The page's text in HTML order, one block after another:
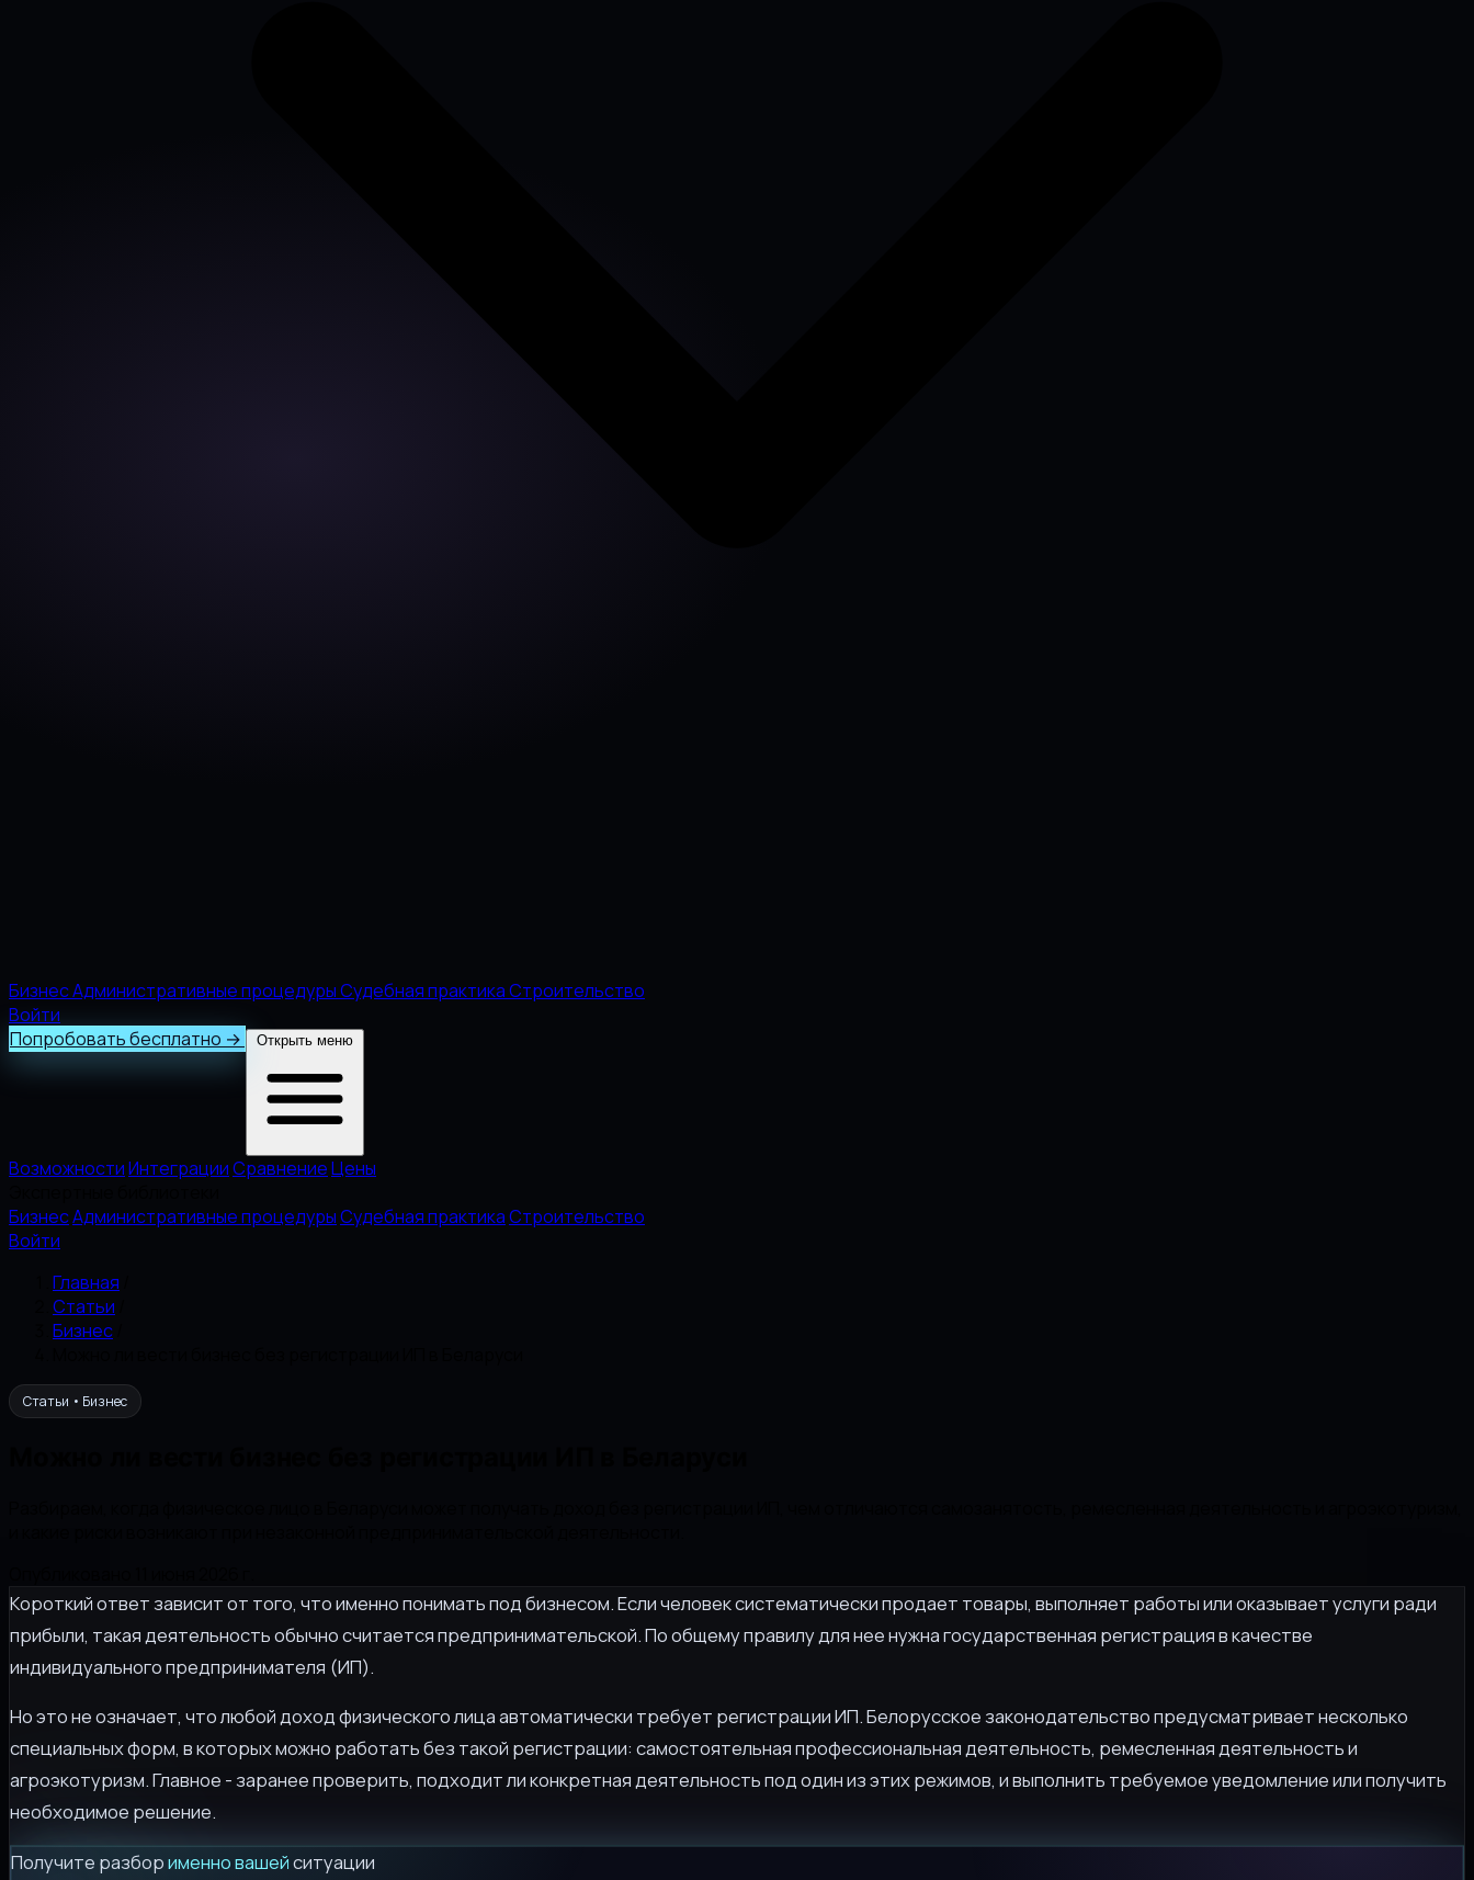
БизнесАдминистративные процедурыСудебная практикаСтроительство
Войти
Попробовать бесплатно → Открыть меню
ВозможностиИнтеграцииСравнениеЦены
БизнесАдминистративные процедурыСудебная практикаСтроительство
Войти
Главная
Статьи
Бизнес
Статьи • Бизнес
Короткий ответ зависит от того, что именно понимать под бизнесом. Если человек систематически продает товары, выполняет работы или оказывает услуги ради
прибыли, такая деятельность обычно считается предпринимательской. По общему правилу для нее нужна государственная регистрация в качестве
индивидуального предпринимателя (ИП).
Но это не означает, что любой доход физического лица автоматически требует регистрации ИП. Белорусское законодательство предусматривает несколько
специальных форм, в которых можно работать без такой регистрации: самостоятельная профессиональная деятельность, ремесленная деятельность и
агроэкотуризм. Главное - заранее проверить, подходит ли конкретная деятельность под один из этих режимов, и выполнить требуемое уведомление или получить
необходимое решение.
Получите разборименно вашейситуации